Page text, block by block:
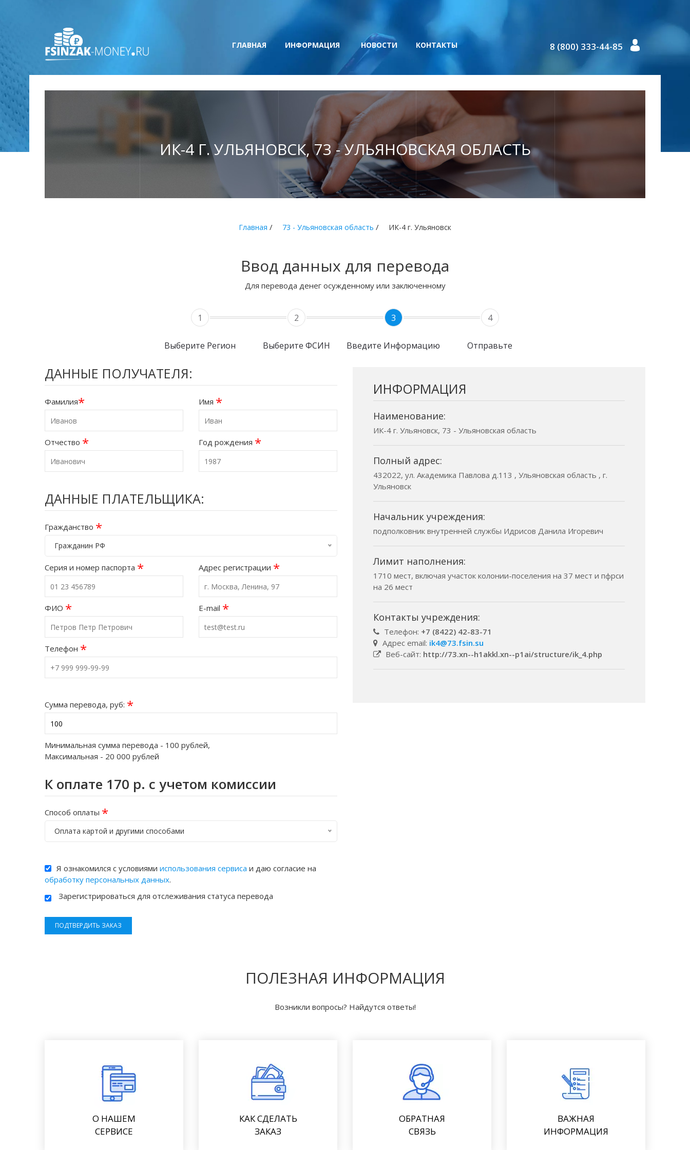
ГЛАВНАЯ ИНФОРМАЦИЯ НОВОСТИ КОНТАКТЫ 8 (800) 333-44-85
ИК-4 Г. УЛЬЯНОВСК, 73 - УЛЬЯНОВСКАЯ ОБЛАСТЬ
Главная / 73 - Ульяновская область / ИК-4 г. Ульяновск
Ввод данных для перевода
Для перевода денег осужденному или заключенному
1
Выберите Регион
2
Выберите ФСИН
3
Введите Информацию
4
Отправьте
ДАННЫЕ ПОЛУЧАТЕЛЯ:
Фамилия* Имя *
Отчество * Год рождения *
ДАННЫЕ ПЛАТЕЛЬЩИКА:
Гражданство *
Гражданин РФ
Серия и номер паспорта * Адрес регистрации *
ФИО * E-mail *
Телефон *
Сумма перевода, руб: *
Минимальная сумма перевода - 100 рублей,
Максимальная - 20 000 рублей
К оплате 170 р. с учетом комиссии
Способ оплаты *
Оплата картой и другими способами
Я ознакомился с условиями использования сервиса и даю согласие на
обработку персональных данных.
Зарегистрироваться для отслеживания статуса перевода
ПОДТВЕРДИТЬ ЗАКАЗ
ИНФОРМАЦИЯ
Наименование:
ИК-4 г. Ульяновск, 73 - Ульяновская область
Полный адрес:
432022, ул. Академика Павлова д.113 , Ульяновская область , г.
Ульяновск
Начальник учреждения:
подполковник внутренней службы Идрисов Данила Игоревич
Лимит наполнения:
1710 мест, включая участок колонии-поселения на 37 мест и пфрси
на 26 мест
Контакты учреждения:
Телефон: +7 (8422) 42-83-71
Адрес email: ik4@73.fsin.su
Веб-сайт: http://73.xn--h1akkl.xn--p1ai/structure/ik_4.php
ПОЛЕЗНАЯ ИНФОРМАЦИЯ
Возникли вопросы? Найдутся ответы!
О НАШЕМ
СЕРВИСЕ
КАК СДЕЛАТЬ
ЗАКАЗ
ОБРАТНАЯ
СВЯЗЬ
ВАЖНАЯ
ИНФОРМАЦИЯ